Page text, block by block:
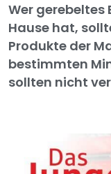
Wer gerebeltes
Hause hat,
Produkte der
bestimmten
sollten nicht